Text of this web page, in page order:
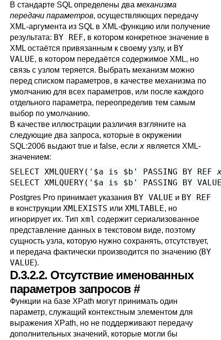
В стандарте SQL определены два механизма
передачи параметров, осуществляющих передачу
XML-аргумента из SQL в XML-функцию или получение
результата: BY REF, в котором конкретное значение в
XML остаётся привязанным к своему узлу, и BY
VALUE, в котором передаётся содержимое XML, но
связь с узлом теряется. Выбрать механизм можно
перед списком параметров, в качестве механизма по
умолчанию для всех параметров, или после каждого
отдельного параметра, переопределив тем самым
выбор по умолчанию.
В качестве иллюстрации различия взгляните на
следующие два запроса, которые в окружении
SQL:2006 выдают true и false, если x является XML-
значением:
SELECT XMLQUERY('$a is $b' PASSING BY REF
SELECT XMLQUERY('$a is $b' PASSING BY
Postgres Pro принимает указания BY VALUE и BY REF
в конструкции XMLEXISTS или XMLTABLE, но
игнорирует их. Тип xml содержит сериализованное
представление данных в текстовом виде, поэтому
сущность узла, которую нужно сохранять, отсутствует,
и передача фактически производится по значению (BY
VALUE).
D.3.2.2. Отсутствие именованных
параметров запросов #
Функции на базе XPath могут принимать один
параметр, служащий контекстным элементом для
выражения XPath, но не поддерживают передачу
дополнительных значений, которые могли бы